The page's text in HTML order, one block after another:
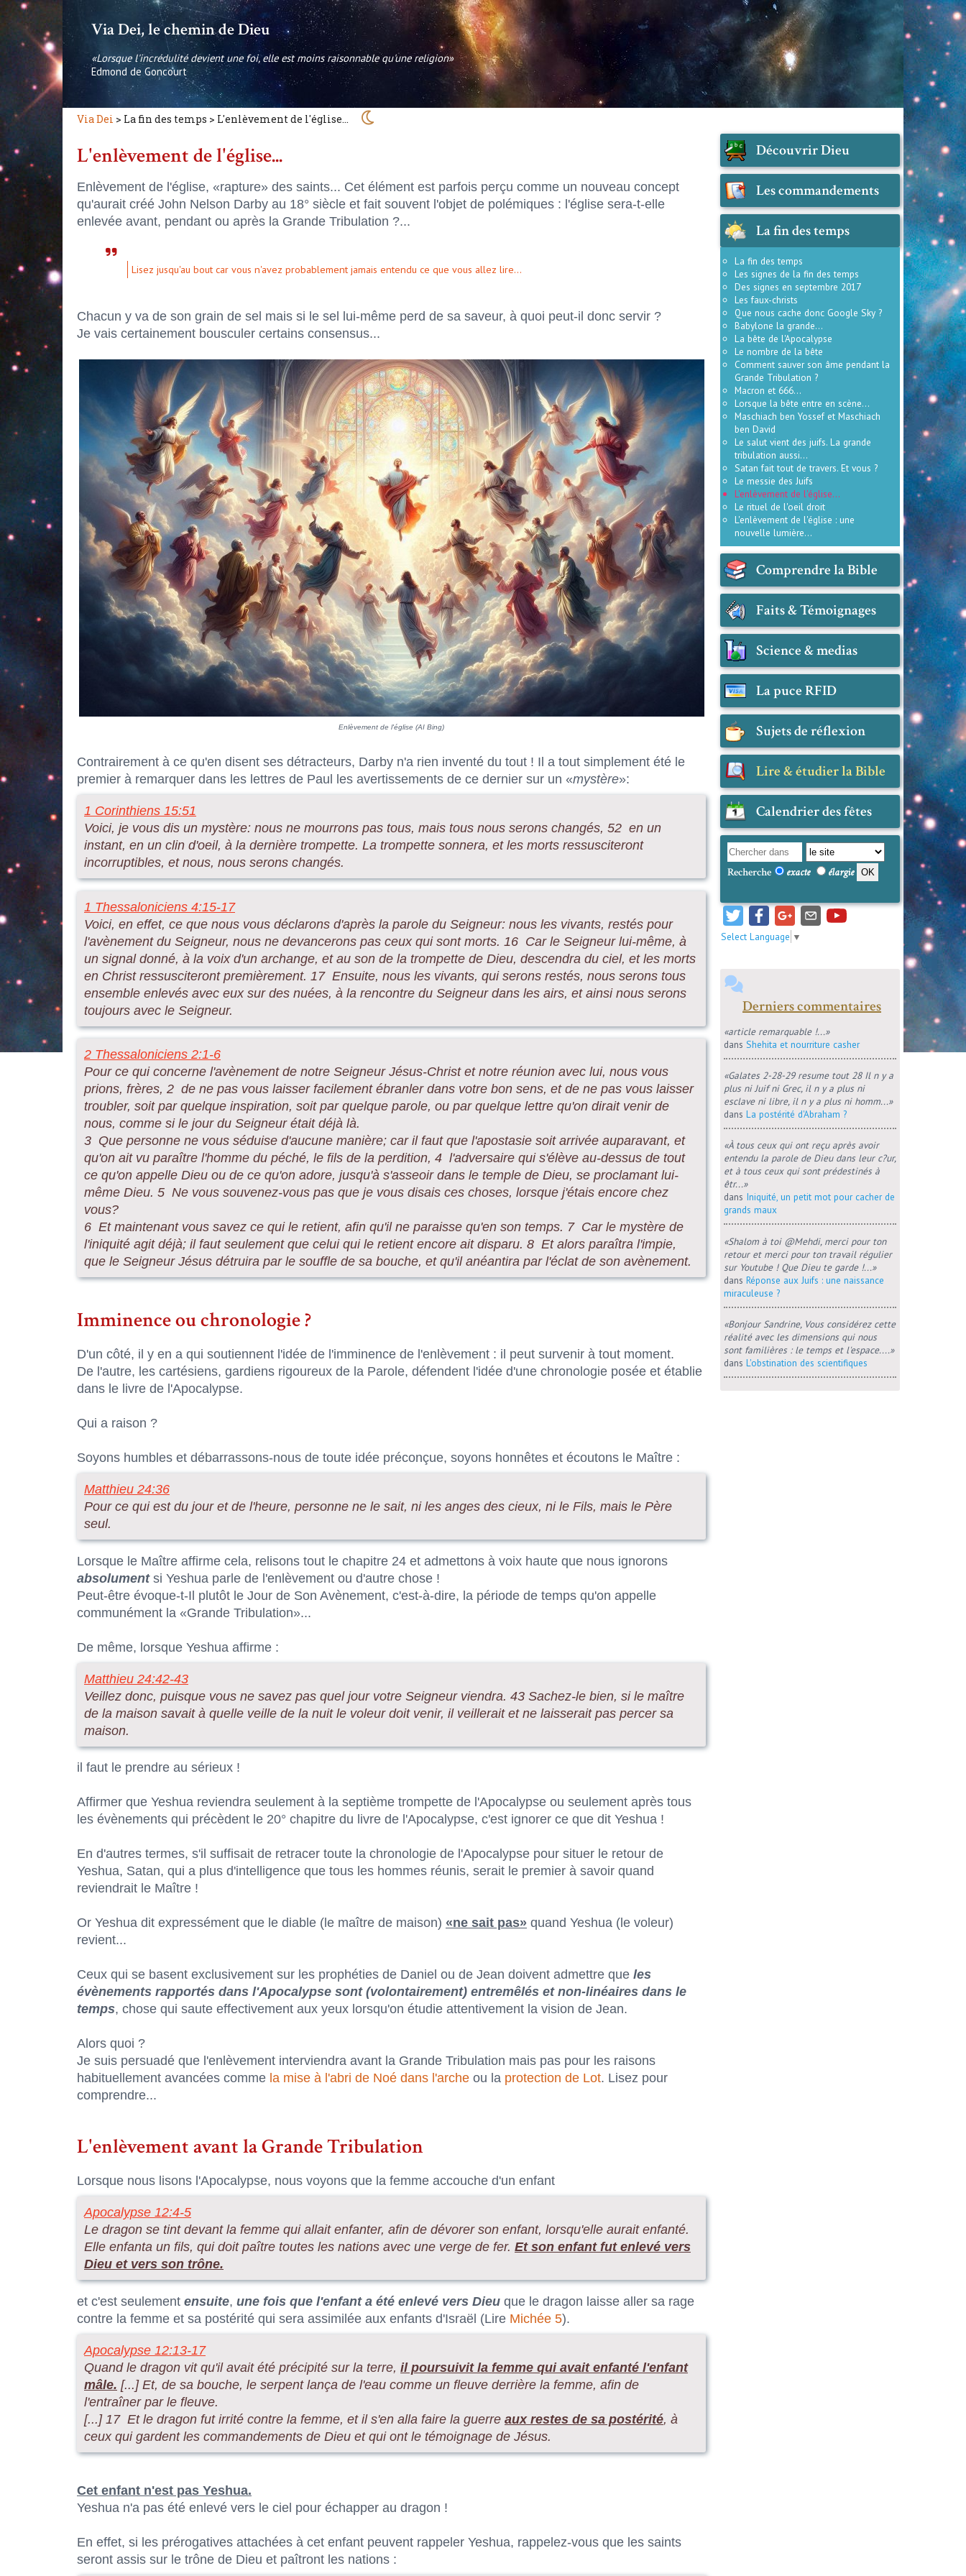
Via Dei, le chemin de Dieu
«Lorsque l'incrédulité devient une foi, elle est moins raisonnable qu'une religion»
Edmond de Goncourt
Via Dei > La fin des temps > L'enlèvement de l'église...
L'enlèvement de l'église...
Enlèvement de l'église, «rapture» des saints... Cet élément est parfois perçu comme un nouveau concept
qu'aurait créé John Nelson Darby au 18° siècle et fait souvent l'objet de polémiques : l'église sera-t-elle
enlevée avant, pendant ou après la Grande Tribulation ?...
Lisez jusqu'au bout car vous n'avez probablement jamais entendu ce que vous allez lire...
Chacun y va de son grain de sel mais si le sel lui-même perd de sa saveur, à quoi peut-il donc servir ?
Je vais certainement bousculer certains consensus...
Enlèvement de l'église (AI Bing)
Contrairement à ce qu'en disent ses détracteurs, Darby n'a rien inventé du tout ! Il a tout simplement été le
premier à remarquer dans les lettres de Paul les avertissements de ce dernier sur un «mystère»:
1 Corinthiens 15:51
Voici, je vous dis un mystère: nous ne mourrons pas tous, mais tous nous serons changés, 52 en un
instant, en un clin d'oeil, à la dernière trompette. La trompette sonnera, et les morts ressusciteront
incorruptibles, et nous, nous serons changés.
1 Thessaloniciens 4:15-17
Voici, en effet, ce que nous vous déclarons d'après la parole du Seigneur: nous les vivants, restés pour
l'avènement du Seigneur, nous ne devancerons pas ceux qui sont morts. 16 Car le Seigneur lui-même, à
un signal donné, à la voix d'un archange, et au son de la trompette de Dieu, descendra du ciel, et les morts
en Christ ressusciteront premièrement. 17 Ensuite, nous les vivants, qui serons restés, nous serons tous
ensemble enlevés avec eux sur des nuées, à la rencontre du Seigneur dans les airs, et ainsi nous serons
toujours avec le Seigneur.
2 Thessaloniciens 2:1-6
Pour ce qui concerne l'avènement de notre Seigneur Jésus-Christ et notre réunion avec lui, nous vous
prions, frères, 2 de ne pas vous laisser facilement ébranler dans votre bon sens, et de ne pas vous laisser
troubler, soit par quelque inspiration, soit par quelque parole, ou par quelque lettre qu'on dirait venir de
nous, comme si le jour du Seigneur était déjà là.
3 Que personne ne vous séduise d'aucune manière; car il faut que l'apostasie soit arrivée auparavant, et
qu'on ait vu paraître l'homme du péché, le fils de la perdition, 4 l'adversaire qui s'élève au-dessus de tout
ce qu'on appelle Dieu ou de ce qu'on adore, jusqu'à s'asseoir dans le temple de Dieu, se proclamant lui-
même Dieu. 5 Ne vous souvenez-vous pas que je vous disais ces choses, lorsque j'étais encore chez
vous?
6 Et maintenant vous savez ce qui le retient, afin qu'il ne paraisse qu'en son temps. 7 Car le mystère de
l'iniquité agit déjà; il faut seulement que celui qui le retient encore ait disparu. 8 Et alors paraîtra l'impie,
que le Seigneur Jésus détruira par le souffle de sa bouche, et qu'il anéantira par l'éclat de son avènement.
Imminence ou chronologie ?
D'un côté, il y en a qui soutiennent l'idée de l'imminence de l'enlèvement : il peut survenir à tout moment.
De l'autre, les cartésiens, gardiens rigoureux de la Parole, défendent l'idée d'une chronologie posée et établie
dans le livre de l'Apocalypse.
Qui a raison ?
Soyons humbles et débarrassons-nous de toute idée préconçue, soyons honnêtes et écoutons le Maître :
Matthieu 24:36
Pour ce qui est du jour et de l'heure, personne ne le sait, ni les anges des cieux, ni le Fils, mais le Père
seul.
Lorsque le Maître affirme cela, relisons tout le chapitre 24 et admettons à voix haute que nous ignorons
absolumentsi Yeshua parle de l'enlèvement ou d'autre chose !
Peut-être évoque-t-Il plutôt le Jour de Son Avènement, c'est-à-dire, la période de temps qu'on appelle
communément la «Grande Tribulation»...
De même, lorsque Yeshua affirme :
Matthieu 24:42-43
Veillez donc, puisque vous ne savez pas quel jour votre Seigneur viendra. 43 Sachez-le bien, si le maître
de la maison savait à quelle veille de la nuit le voleur doit venir, il veillerait et ne laisserait pas percer sa
maison.
il faut le prendre au sérieux !
Affirmer que Yeshua reviendra seulement à la septième trompette de l'Apocalypse ou seulement après tous
les évènements qui précèdent le 20° chapitre du livre de l'Apocalypse, c'est ignorer ce que dit Yeshua !
En d'autres termes, s'il suffisait de retracer toute la chronologie de l'Apocalypse pour situer le retour de
Yeshua, Satan, qui a plus d'intelligence que tous les hommes réunis, serait le premier à savoir quand
reviendrait le Maître !
Or Yeshua dit expressément que le diable (le maître de maison) «ne sait pas» quand Yeshua (le voleur)
revient...
Ceux qui se basent exclusivement sur les prophéties de Daniel ou de Jean doivent admettre que les
évènements rapportés dans l'Apocalypse sont (volontairement) entremêlés et non-linéaires dans le
temps, chose qui saute effectivement aux yeux lorsqu'on étudie attentivement la vision de Jean.
Alors quoi ?
Je suis persuadé que l'enlèvement interviendra avant la Grande Tribulation mais pas pour les raisons
habituellement avancées comme la mise à l'abri de Noé dans l'arche ou la protection de Lot. Lisez pour
comprendre...
L'enlèvement avant la Grande Tribulation
Lorsque nous lisons l'Apocalypse, nous voyons que la femme accouche d'un enfant
Apocalypse 12:4-5
Le dragon se tint devant la femme qui allait enfanter, afin de dévorer son enfant, lorsqu'elle aurait enfanté.
Elle enfanta un fils, qui doit paître toutes les nations avec une verge de fer. Et son enfant fut enlevé vers
Dieu et vers son trône.
et c'est seulement ensuite, une fois que l'enfant a été enlevé vers Dieu que le dragon laisse aller sa rage
contre la femme et sa postérité qui sera assimilée aux enfants d'Israël (Lire Michée 5).
Apocalypse 12:13-17
Quand le dragon vit qu'il avait été précipité sur la terre, il poursuivit la femme qui avait enfanté l'enfant
mâle. [...] Et, de sa bouche, le serpent lança de l'eau comme un fleuve derrière la femme, afin de
l'entraîner par le fleuve.
[...] 17 Et le dragon fut irrité contre la femme, et il s'en alla faire la guerre aux restes de sa postérité, à
ceux qui gardent les commandements de Dieu et qui ont le témoignage de Jésus.
Cet enfant n'est pas Yeshua.
Yeshua n'a pas été enlevé vers le ciel pour échapper au dragon !
En effet, si les prérogatives attachées à cet enfant peuvent rappeler Yeshua, rappelez-vous que les saints
seront assis sur le trône de Dieu et paîtront les nations :
Découvrir Dieu
Les commandements
La fin des temps
La fin des temps
Les signes de la fin des temps
Des signes en septembre 2017
Les faux-christs
Que nous cache donc Google Sky ?
Babylone la grande...
La bête de l'Apocalypse
Le nombre de la bête
Comment sauver son âme pendant la
Grande Tribulation ?
Macron et 666...
Lorsque la bête entre en scène...
Maschiach ben Yossef et Maschiach
ben David
Le salut vient des juifs. La grande
tribulation aussi...
Satan fait tout de travers. Et vous ?
Le messie des Juifs
L'enlèvement de l'église...
Le rituel de l'oeil droit
L'enlèvement de l'église : une
nouvelle lumière...
Comprendre la Bible
Faits & Témoignages
Science & medias
La puce RFID
Sujets de réflexion
Lire & étudier la Bible
Calendrier des fêtes
Recherche exacte élargie
Select Language ▼
Derniers commentaires
«article remarquable !...»
dans Shehita et nourriture casher
«Galates 2-28-29 resume tout 28 Il n y a
plus ni Juif ni Grec, il n y a plus ni
esclave ni libre, il n y a plus ni homm...»
dans La postérité d'Abraham ?
«À tous ceux qui ont reçu après avoir
entendu la parole de Dieu dans leur c?ur,
et à tous ceux qui sont prédestinés à
êtr...»
dans Iniquité, un petit mot pour cacher de
grands maux
«Shalom à toi @Mehdi, merci pour ton
retour et merci pour ton travail régulier
sur Youtube ! Que Dieu te garde !...»
dans Réponse aux Juifs : une naissance
miraculeuse ?
«Bonjour Sandrine, Vous considérez cette
réalité avec les dimensions qui nous
sont familières : le temps et l'espace....»
dans L'obstination des scientifiques